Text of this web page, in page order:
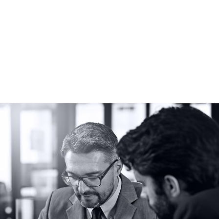
H9H 5B9
Téléphone :514 693-1180